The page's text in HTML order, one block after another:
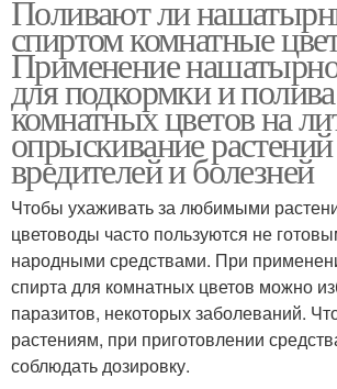
Поливают ли
спиртом комнатные
Применение
для подкормки и полива
комнатных цветов на
опрыскивание
вредителей и болезней
Чтобы ухаживать за любимыми
цветоводы часто пользуются не
народными средствами. При
спирта для комнатных цветов можно
паразитов, некоторых заболеваний.
растениям, при приготовлении
соблюдать дозировку.